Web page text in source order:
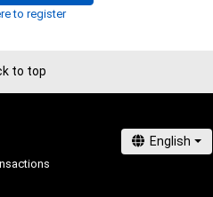
テムの著作権を有する方、著作隣接権
to register
to top